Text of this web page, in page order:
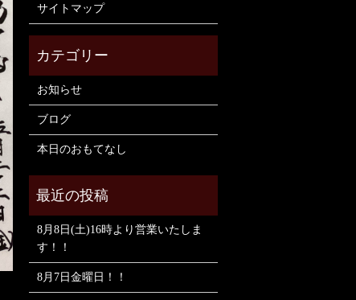
サイトマップ
お知らせ
ブログ
本日のおもてなし
8月8日(土)16時より営業いたしま
す！！
8月7日金曜日！！